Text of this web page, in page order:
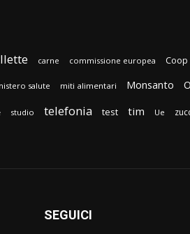
carne commissione europea Coop
salute miti alimentari Monsanto
studio telefonia test tim Ue
SEGUICI